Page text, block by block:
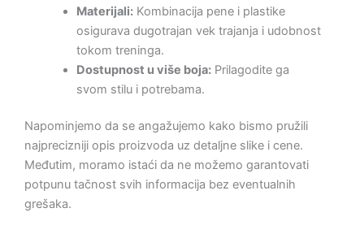
Materijali:Kombinacija pene i plastike
osigurava dugotrajan vek trajanja i udobnost
tokom treninga.
Dostupnost u više boja:Prilagodite ga
svom stilu i potrebama.
Napominjemo da se angažujemo kako bismo pružili
najprecizniji opis proizvoda uz detaljne slike i cene.
Međutim, moramo istaći da ne možemo garantovati
potpunu tačnost svih informacija bez eventualnih
grešaka.